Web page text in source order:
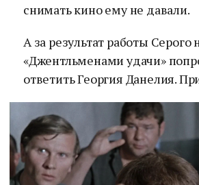
снимать кино ему не давали.
А за результат работы Серого
«Джентльменами удачи»
ответить Георгия Данелия.